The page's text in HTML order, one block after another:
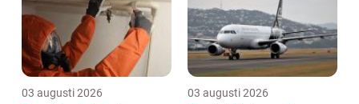
03 augusti 2026 03 augusti 2026